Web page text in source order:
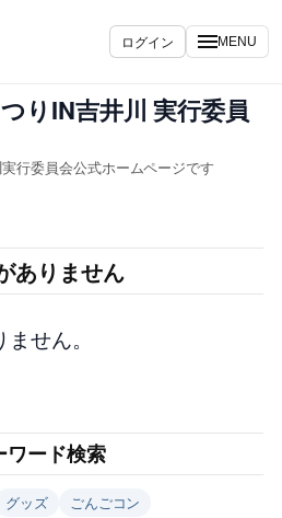
ログイン MENU
りIN吉井川 実行委員
行委員会公式ホームページです
ありません
せん。
ワード検索
グッズ
ごんごコン